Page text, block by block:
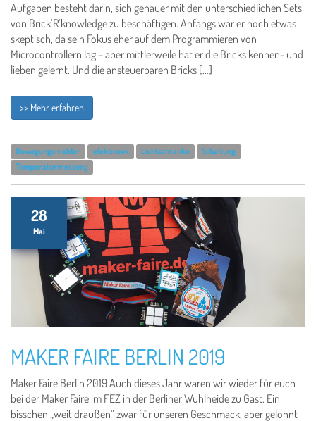
Aufgaben besteht darin, sich genauer mit den unterschiedlichen Sets
von Brick’R’knowledge zu beschäftigen. Anfangs war er noch etwas
skeptisch, da sein Fokus eher auf dem Programmieren von
Microcontrollern lag – aber mittlerweile hat er die Bricks kennen- und
lieben gelernt. Und die ansteuerbaren Bricks […]
>> Mehr erfahren
Bewegungsmelder elektronik Lichtschranke
Schaltung
Temperaturmessung
28
Mai
MAKER FAIRE BERLIN 2019
Maker Faire Berlin 2019 Auch dieses Jahr waren wir wieder für euch
bei der Maker Faire im FEZ in der Berliner Wuhlheide zu Gast. Ein
bisschen „weit draußen“ zwar für unseren Geschmack, aber gelohnt